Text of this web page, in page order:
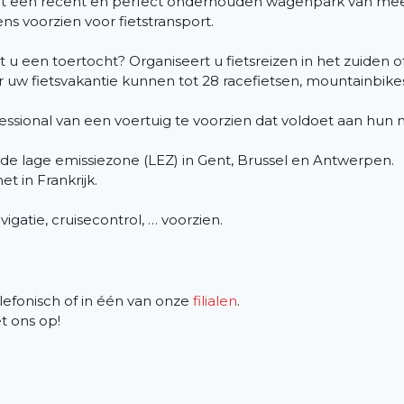
voorzien voor fietstransport.
een toertocht? Organiseert u fietsreizen in het zuiden
fietsvakantie kunnen tot 28 racefietsen,
van een voertuig te voorzien dat voldoet aan hun
lage emissiezone (LEZ) in Gent, Brussel en Antwerpen.
in Frankrijk.
cruisecontrol, … voorzien.
of in één van onze filialen.
ons op!